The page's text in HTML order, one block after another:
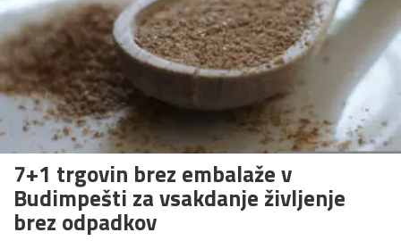
7+1 trgovin brez embalaže v
Budimpešti za vsakdanje življenje
brez odpadkov